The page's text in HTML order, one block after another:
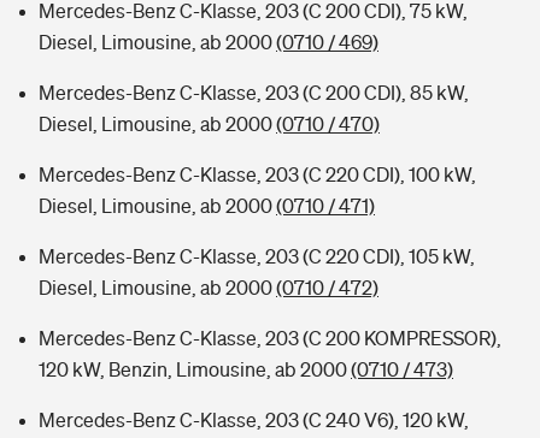
Mercedes-Benz C-Klasse, 203 (C 200 CDI), 75 kW,
Diesel, Limousine, ab 2000(0710 / 469)
Mercedes-Benz C-Klasse, 203 (C 200 CDI), 85 kW,
Diesel, Limousine, ab 2000(0710 / 470)
Mercedes-Benz C-Klasse, 203 (C 220 CDI), 100 kW,
Diesel, Limousine, ab 2000(0710 / 471)
Mercedes-Benz C-Klasse, 203 (C 220 CDI), 105 kW,
Diesel, Limousine, ab 2000(0710 / 472)
Mercedes-Benz C-Klasse, 203 (C 200 KOMPRESSOR),
120 kW, Benzin, Limousine, ab 2000(0710 / 473)
Mercedes-Benz C-Klasse, 203 (C 240 V6), 120 kW,